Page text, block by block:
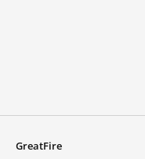
GreatFire